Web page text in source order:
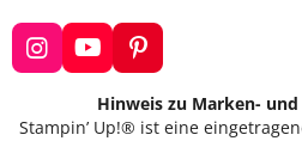
I
n
t
Y
o
T
P
i
n
t
Hinweis zu Marken-
Stampin’ Up!® ist eine